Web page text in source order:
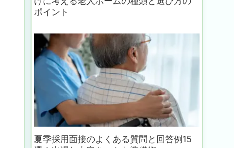
ポイント
夏季採用面接のよくある質問と回答例15